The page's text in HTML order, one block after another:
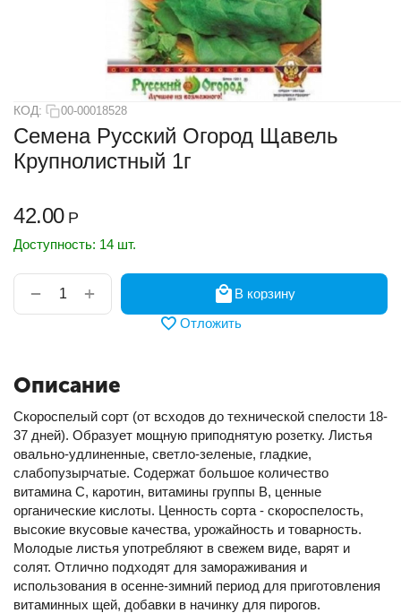
КОД: 00-00018528
Семена Русский Огород Щавель
Крупнолистный 1г
42.00 Р
Доступность: 14 шт.
+
−
В корзину
Отложить
Описание
Скороспелый сорт (от всходов до технической спелости 18-
37 дней). Образует мощную приподнятую розетку. Листья
овально-удлиненные, светло-зеленые, гладкие,
слабопузырчатые. Содержат большое количество
витамина С, каротин, витамины группы В, ценные
органические кислоты. Ценность сорта - скороспелость,
высокие вкусовые качества, урожайность и товарность.
Молодые листья употребляют в свежем виде, варят и
солят. Отлично подходят для замораживания и
использования в осенне-зимний период для приготовления
витаминных щей, добавки в начинку для пирогов.